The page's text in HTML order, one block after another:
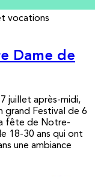
vocations
Dame de
juillet après-midi,
grand Festival de 6
fête de Notre-
18-30 ans qui ont
une ambiance